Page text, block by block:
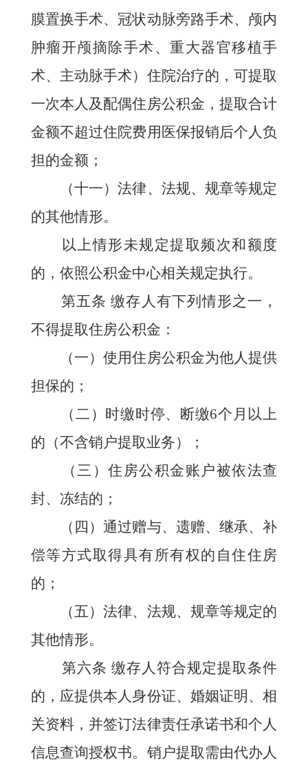
膜置换手术、冠状动脉旁路手术、颅内
肿瘤开颅摘除手术、重大器官移植手
术、主动脉手术）住院治疗的，可提取
一次本人及配偶住房公积金，提取合计
金额不超过住院费用医保报销后个人负
担的金额；
（十一）法律、法规、规章等规定
的其他情形。
以上情形未规定提取频次和额度
的，依照公积金中心相关规定执行。
第五条 缴存人有下列情形之一，
不得提取住房公积金：
（一）使用住房公积金为他人提供
担保的；
（二）时缴时停、断缴6个月以上
的（不含销户提取业务）；
（三）住房公积金账户被依法查
封、冻结的；
（四）通过赠与、遗赠、继承、补
偿等方式取得具有所有权的自住住房
的；
（五）法律、法规、规章等规定的
其他情形。
第六条 缴存人符合规定提取条件
的，应提供本人身份证、婚姻证明、相
关资料，并签订法律责任承诺书和个人
信息查询授权书。销户提取需由代办人